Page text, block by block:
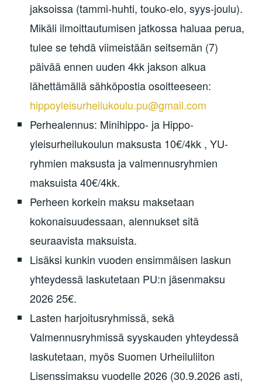
jaksoissa (tammi-huhti, touko-elo, syys-joulu).
Mikäli ilmoittautumisen jatkossa haluaa perua,
tulee se tehdä viimeistään seitsemän (7)
päivää ennen uuden 4kk jakson alkua
lähettämällä sähköpostia osoitteeseen:
hippoyleisurheilukoulu.pu@gmail.com
Perhealennus: Minihippo- ja Hippo-
yleisurheilukoulun maksusta 10€/4kk , YU-
ryhmien maksusta ja valmennusryhmien
maksuista 40€/4kk.
Perheen korkein maksu maksetaan
kokonaisuudessaan, alennukset sitä
seuraavista maksuista.
Lisäksi kunkin vuoden ensimmäisen laskun
yhteydessä laskutetaan PU:n jäsenmaksu
2026 25€.
Lasten harjoitusryhmissä, sekä
Valmennusryhmissä syyskauden yhteydessä
laskutetaan, myös Suomen Urheiluliiton
Lisenssimaksu vuodelle 2026 (30.9.2026 asti,